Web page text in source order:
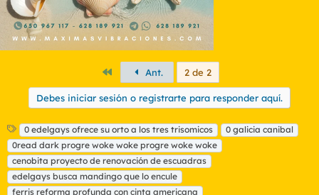
PrimeroAnt. 2 de 2
Debes iniciar sesión o registrarte para responder aquí.
E
t
i
q
u
e
0 edelgays ofrece su orto a los tres trisomicos
0 galicia canibal
0read dark progre woke woke progre woke woke
cenobita proyecto de renovación de escuadras
edelgays busca mandingo que lo encule
ferris reforma profunda con cinta americana